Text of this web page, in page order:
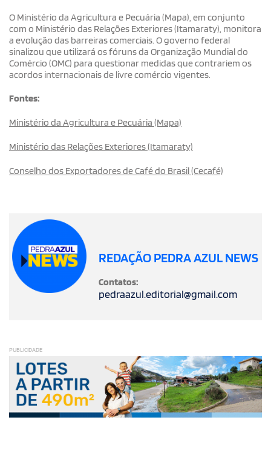
O Ministério da Agricultura e Pecuária (Mapa), em conjunto
com o Ministério das Relações Exteriores (Itamaraty), monitora
a evolução das barreiras comerciais. O governo federal
sinalizou que utilizará os fóruns da Organização Mundial do
Comércio (OMC) para questionar medidas que contrariem os
acordos internacionais de livre comércio vigentes.
Fontes:
Ministério da Agricultura e Pecuária (Mapa)
Ministério das Relações Exteriores (Itamaraty)
Conselho dos Exportadores de Café do Brasil (Cecafé)
REDAÇÃO PEDRA AZUL NEWS
Contatos:
pedraazul.editorial@gmail.com
PUBLICIDADE